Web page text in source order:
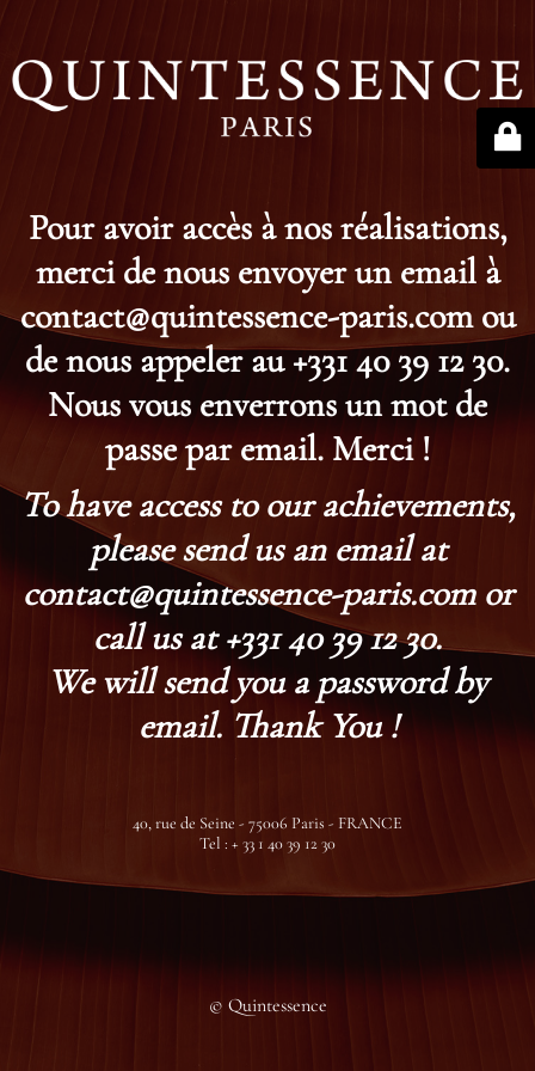
Pour avoir accès à nos réalisations,
merci de nous envoyer un email à
contact@quintessence-paris.com ou
de nous appeler au +331 40 39 12 30.
Nous vous enverrons un mot de
passe par email. Merci !
To have access to our achievements,
please send us an email at
contact@quintessence-paris.com or
call us at +331 40 39 12 30.
We will send you a password by
email. Thank You !
40, rue de Seine - 75006 Paris - FRANCE
Tel : + 33 1 40 39 12 30
© Quintessence